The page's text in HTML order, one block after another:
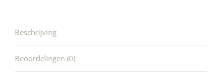
Beschrijving
Beoordelingen (0)